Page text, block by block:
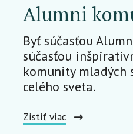
Alumni
Byť súčasťou
súčasťou
komunity mladých
celého sveta.
Zistiť viac